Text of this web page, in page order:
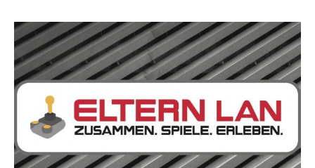
L
i
n
k